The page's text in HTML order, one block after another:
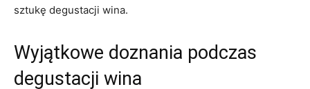
sztukę degustacji wina.
Wyjątkowe doznania⁤ podczas
degustacji wina